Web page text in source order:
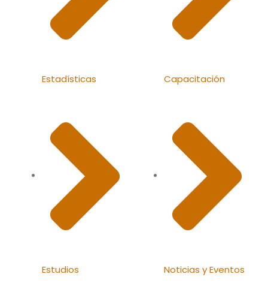
Estadísticas
Estudios
Capacitación
Noticias y Eventos